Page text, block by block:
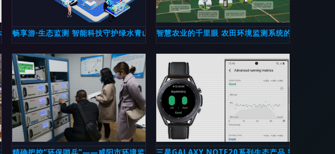
区管网监测智慧跃升
畅享游·生态监测 智能科技守护绿水青山新篇章智慧农业的千里眼 农田环境监测系统的全面解析
生态综合监测评价技术培训班
精确把控“环保哨兵”——咸阳市环境监测站全面加强空气自动站运维与生态监测能力
三星GALAXY NOTE20系列生态产品 智能互联，